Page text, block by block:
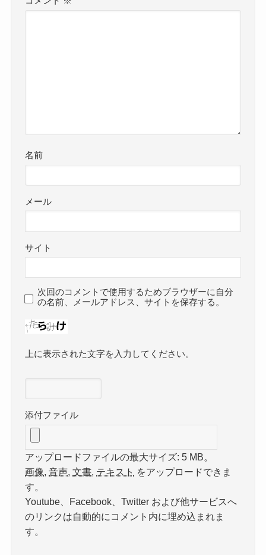
名前
メール
サイト
次回のコメントで使用するためブラウザーに自分
の名前、メールアドレス、サイトを保存する。
上に表示された文字を入力してください。
添付ファイル
アップロードファイルの最大サイズ: 5 MB。
画像,音声,文書, テキスト をアップロードできま
す。
Youtube、Facebook、Twitter および他サービスへ
のリンクは自動的にコメント内に埋め込まれま
す。